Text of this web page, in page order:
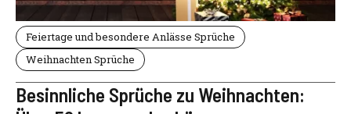
Feiertage und besondere Anlässe Sprüche
Weihnachten Sprüche
Besinnliche Sprüche zu Weihnachten: